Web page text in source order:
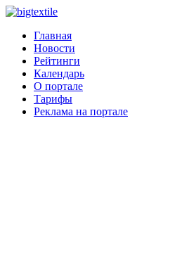
Главная
Новости
Рейтинги
Календарь
О портале
Тарифы
Реклама на портале